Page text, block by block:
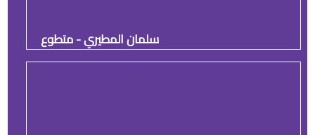
سلمان المطيري - متطوع